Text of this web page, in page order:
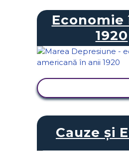
Economie
1920
Cauze și